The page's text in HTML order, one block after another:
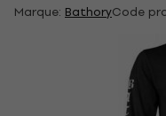
Marque: BathoryCode